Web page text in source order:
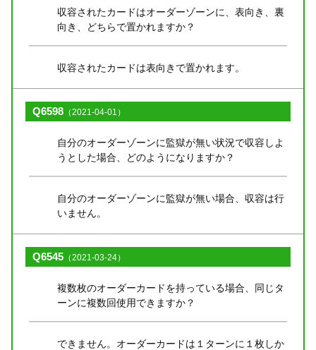
収容されたカードはオーダーゾーンに、表向き、裏
向き、どちらで置かれますか？
収容されたカードは表向きで置かれます。
Q6598 （2021-04-01）
自分のオーダーゾーンに監獄が無い状況で収容しよ
うとした場合、どのようになりますか？
自分のオーダーゾーンに監獄が無い場合、収容は行
いません。
Q6545 （2021-03-24）
複数枚のオーダーカードを持っている場合、同じタ
ーンに複数回使用できますか？
できません。オーダーカードは１ターンに１枚しか